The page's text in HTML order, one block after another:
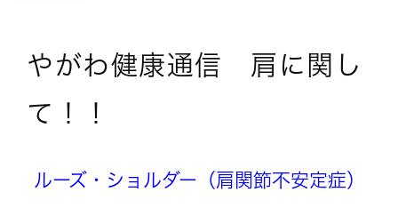
やがわ健康通信 肩に関し
て！！
ルーズ・ショルダー（肩関節不安定症）